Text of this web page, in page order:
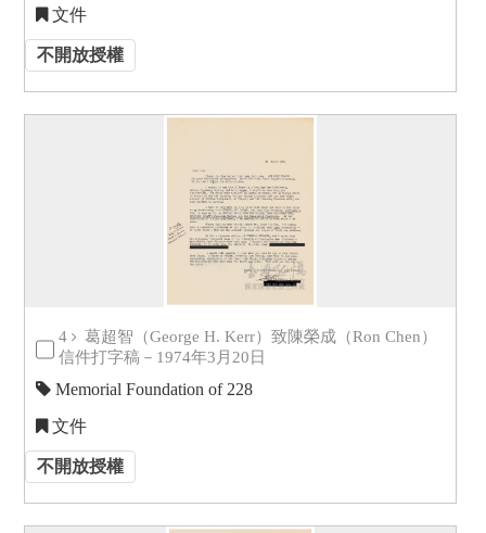
文件
不開放授權
4
葛超智（George H. Kerr）致陳榮成（Ron Chen）
信件打字稿－1974年3月20日
Memorial Foundation of 228
文件
不開放授權